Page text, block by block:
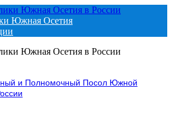
Южная Осетия
и Полномочный Посол Южной